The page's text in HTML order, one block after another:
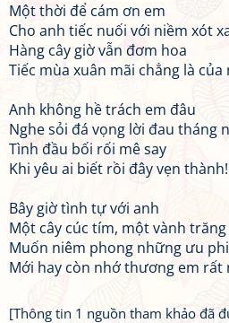
Một thời để cám ơn em
Cho anh tiếc nuối với niềm xót
Hàng cây giờ vẫn đơm hoa
Tiếc mùa xuân mãi chẳng là của
Anh không hề trách em đâu
Nghe sỏi đá vọng lời đau tháng
Tình đầu bối rối mê say
Khi yêu ai biết rồi đây vẹn thành!
Bây giờ tình tự với anh
Một cây cúc tím, một vành
Muốn niêm phong những ưu
Mới hay còn nhớ thương em rất
[Thông tin 1 nguồn tham khảo đã